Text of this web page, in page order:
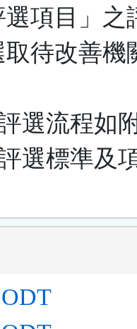
項目」之
待改善機
選流程如
選標準及